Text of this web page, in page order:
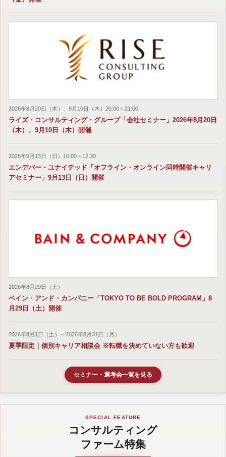
2026年8月20日（木）、9月10日（木）20:00～21:00
ライズ・コンサルティング・グループ「会社セミナー」2026年8月20日
（木）、9月10日（木）開催
2026年9月13日（日）10:00～12:30
エンデバー・ユナイテッド「オフライン・オンライン同時開催キャリ
アセミナー」9月13日（日）開催
2026年8月29日（土）
ベイン・アンド・カンパニー「TOKYO TO BE BOLD PROGRAM」8
月29日（土）開催
2026年8月1日（土）～2026年8月31日（月）
夏季限定｜個別キャリア相談会 ※転職を決めていない方も歓迎
セミナー・選考会一覧を見る
SPECIAL FEATURE
コンサルティング
ファーム特集